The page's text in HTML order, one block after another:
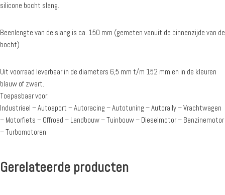
silicone bocht slang.
Beenlengte van de slang is ca. 150 mm (gemeten vanuit de binnenzijde van de
bocht)
Uit voorraad leverbaar in de diameters 6,5 mm t/m 152 mm en in de kleuren
blauw of zwart.
Toepasbaar voor:
Industrieel – Autosport – Autoracing – Autotuning – Autorally – Vrachtwagen
– Motorfiets – Offroad – Landbouw – Tuinbouw – Dieselmotor – Benzinemotor
– Turbomotoren
Gerelateerde producten